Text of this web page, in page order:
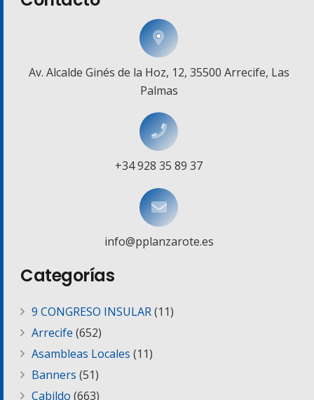
Av. Alcalde Ginés de la Hoz, 12, 35500 Arrecife, Las
Palmas
+34 928 35 89 37
info@pplanzarote.es
Categorías
9 CONGRESO INSULAR(11)
Arrecife (652)
Asambleas Locales (11)
Banners (51)
Cabildo (663)